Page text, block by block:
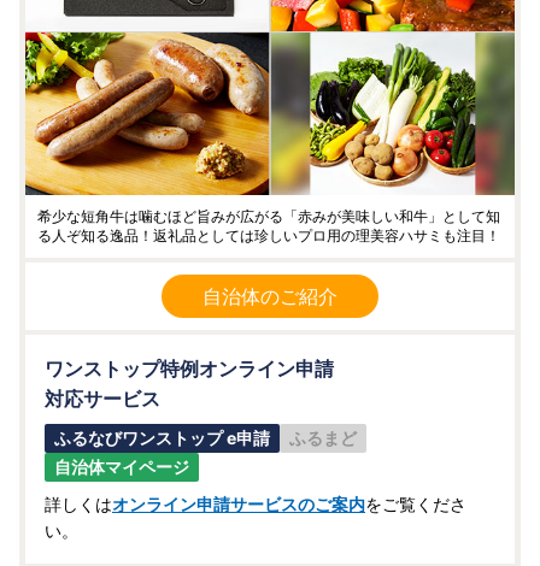
希少な短角牛は噛むほど旨みが広がる「赤みが美味しい和牛」として知
る人ぞ知る逸品！返礼品としては珍しいプロ用の理美容ハサミも注目！
自治体のご紹介
ワンストップ特例オンライン申請
対応サービス
ふるなびワンストップ e申請
ふるまど
自治体マイページ
詳しくはオンライン申請サービスのご案内をご覧くださ
い。